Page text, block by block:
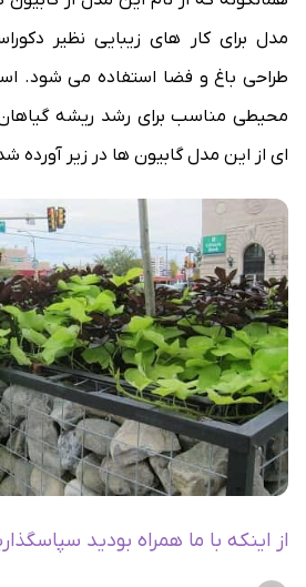
مدل برای کار های زیبایی نظیر
طراحی باغ و فضا استفاده می شود.
محیطی مناسب برای رشد ریشه گیاهان
ای از این مدل گابیون ها در زیر آورده
از اینکه با ما همراه بودید